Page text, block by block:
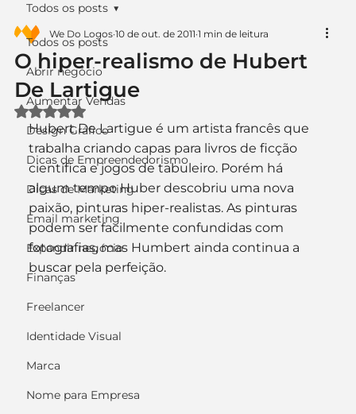
Todos os posts
Abrir negócio
Aumentar Vendas
Design Gráfico
Dicas de Empreendedorismo
Dicas de Marketing
Email marketing
Expandir negócio
Finanças
Freelancer
Identidade Visual
Marca
Nome para Empresa
Todos os posts
O hiper-realismo de Hubert
De Lartigue
We Do Logos 10 de out. de 2011 1 min de leitura
Avaliado com NaN de 5 estrelas.
Hubert De Lartigue é um artista francês que
trabalha criando capas para livros de ficção
científica e jogos de tabuleiro. Porém há
algum tempo Huber descobriu uma nova
paixão, pinturas hiper-realistas. As pinturas
podem ser facilmente confundidas com
fotografias, mas Humbert ainda continua a
buscar pela perfeição.